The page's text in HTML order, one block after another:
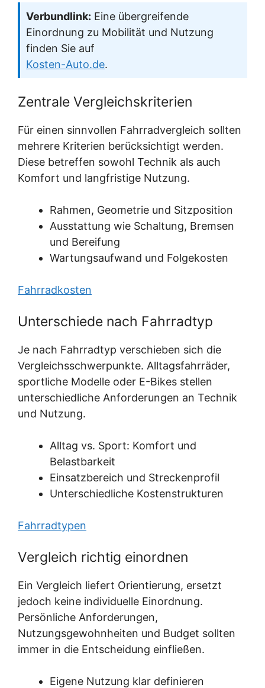
Verbundlink: Eine übergreifende
Einordnung zu Mobilität und Nutzung
finden Sie auf
Kosten-Auto.de.
Zentrale Vergleichskriterien
Für einen sinnvollen Fahrradvergleich sollten
mehrere Kriterien berücksichtigt werden.
Diese betreffen sowohl Technik als auch
Komfort und langfristige Nutzung.
Rahmen, Geometrie und Sitzposition
Ausstattung wie Schaltung, Bremsen
und Bereifung
Wartungsaufwand und Folgekosten
Fahrradkosten
Unterschiede nach Fahrradtyp
Je nach Fahrradtyp verschieben sich die
Vergleichsschwerpunkte. Alltagsfahrräder,
sportliche Modelle oder E-Bikes stellen
unterschiedliche Anforderungen an Technik
und Nutzung.
Alltag vs. Sport: Komfort und
Belastbarkeit
Einsatzbereich und Streckenprofil
Unterschiedliche Kostenstrukturen
Fahrradtypen
Vergleich richtig einordnen
Ein Vergleich liefert Orientierung, ersetzt
jedoch keine individuelle Einordnung.
Persönliche Anforderungen,
Nutzungsgewohnheiten und Budget sollten
immer in die Entscheidung einfließen.
Eigene Nutzung klar definieren